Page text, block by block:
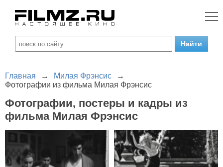
Главная → Милая Фрэнсис
→
Фотографии из фильма Милая Фрэнсис
Фотографии, постеры и кадры из
фильма Милая Фрэнсис